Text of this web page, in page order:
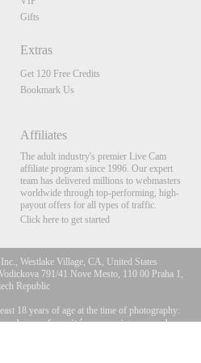
Gifts
Extras
Get 120 Free Credits
Bookmark Us
Affiliates
The adult industry's premier Live Cam
affiliate program since 1996. Our expert
team has delivered millions to webmasters
worldwide through top-performing, high-
payout offers for all types of traffic.
Click here to get started
Westlake Village, CA, United States
791/41 Nove Mesto, 110 00 Praha 1,
Republic
18 years of age at the time of photography:
de conformité aux exigences de
10:00